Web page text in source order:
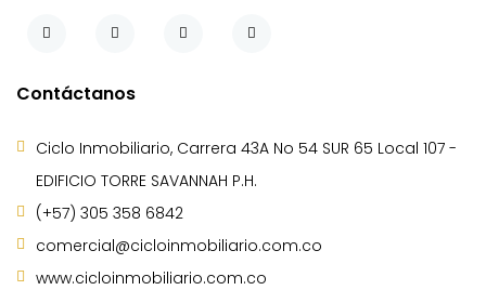
Contáctanos
Ciclo Inmobiliario, Carrera 43A No 54 SUR 65 Local 107 -
EDIFICIO TORRE SAVANNAH P.H.
(+57) 305 358 6842
comercial@cicloinmobiliario.com.co
www.cicloinmobiliario.com.co